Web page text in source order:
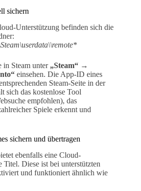
sichern
Unterstützung befinden sich die
in Steam unter „Steam“ →
einsehen. Die App-ID eines
Steam-Seite in der
sich das kostenlose Tool
empfohlen), das
Spiele erkennt und
sichern und übertragen
ebenfalls eine Cloud-
Diese ist bei unterstützten
und funktioniert ähnlich wie